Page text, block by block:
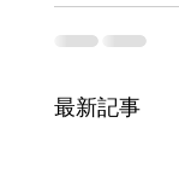
最新記事